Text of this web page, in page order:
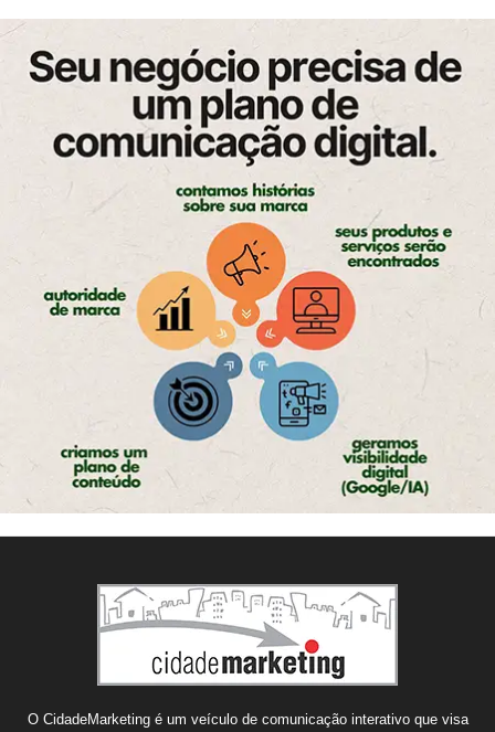
O CidadeMarketing é um veículo de comunicação interativo que visa